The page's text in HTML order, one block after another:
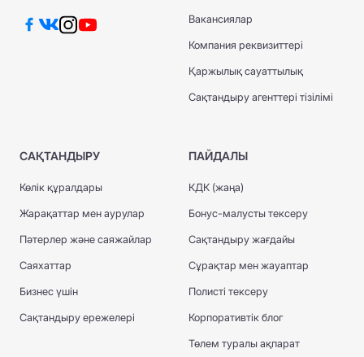
Вакансиялар
Компания реквизиттері
Қаржылық сауаттылық
Сақтандыру агенттері тізілімі
САҚТАНДЫРУ
Көлік құралдары
Жарақаттар мен аурулар
Пәтерлер және саяжайлар
Саяхаттар
Бизнес үшін
Сақтандыру ережелері
ПАЙДАЛЫ
КДК (жаңа)
Бонус-малусты тексеру
Сақтандыру жағдайы
Сұрақтар мен жауаптар
Полисті тексеру
Корпоративтік блог
Төлем туралы ақпарат